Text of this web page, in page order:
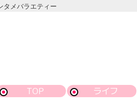
タメバラエティー
TOP ライフ